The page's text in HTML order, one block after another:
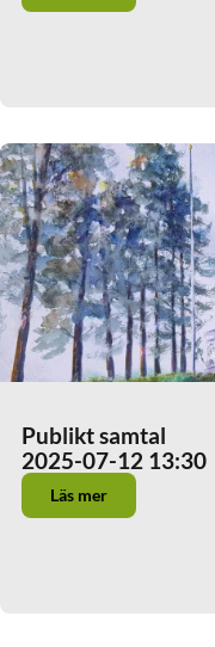
Publikt samtal
2025-07-12 13:30
Läs mer